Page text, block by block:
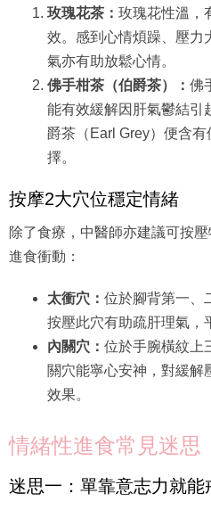
玫瑰花茶： 玫瑰花性溫，
效。感到心情煩躁、壓力
氣亦有助放鬆心情。
佛手柑茶（伯爵茶）： 佛
能有效緩解因肝氣鬱結引
爵茶（Earl Grey）便含
擇。
按摩2大穴位穩定情緒
除了食療，中醫師亦建議可按
進食衝動：
太衝穴： 位於腳背第一、
按壓此穴有助疏肝理氣，
內關穴： 位於手腕橫紋上
關穴能寧心安神，對緩解
效果。
情緒性進食常見迷思
迷思一：單靠意志力就能